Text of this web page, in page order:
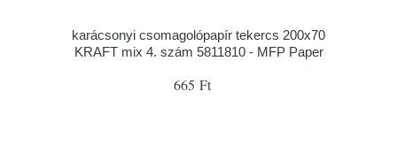
karácsonyi csomagolópapír tekercs 200x70
KRAFT mix 4. szám 5811810 - MFP Paper
665 Ft